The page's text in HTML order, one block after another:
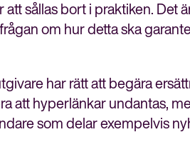
meny
sållas bort i praktiken. Det
om hur detta ska
har rätt att begära
att hyperlänkar undantas,
som delar exempelvis